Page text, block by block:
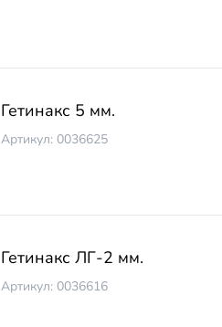
Гетинакс 5 мм.
Артикул: 0036625
Гетинакс ЛГ-2 мм.
Артикул: 0036616